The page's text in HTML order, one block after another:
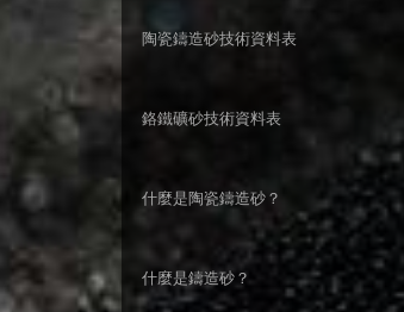
陶瓷鑄造砂技術資料表
鉻鐵礦砂技術資料表
什麼是陶瓷鑄造砂？
什麼是鑄造砂？